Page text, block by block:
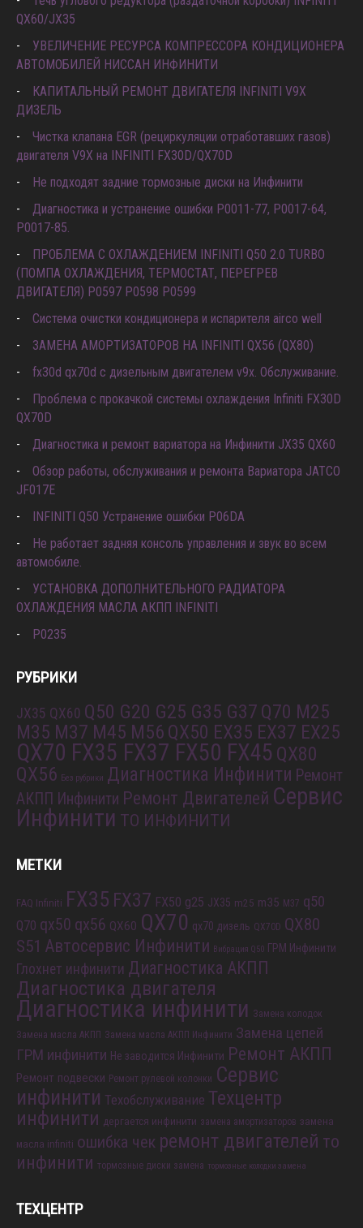
QX60/JX35
УВЕЛИЧЕНИЕ РЕСУРСА КОМПРЕССОРА КОНДИЦИОНЕРА
АВТОМОБИЛЕЙ НИССАН ИНФИНИТИ
КАПИТАЛЬНЫЙ РЕМОНТ ДВИГАТЕЛЯ INFINITI V9X
ДИЗЕЛЬ
Чистка клапана EGR (рециркуляции отработавших газов)
двигателя V9X на INFINITI FX30D/QX70D
Не подходят задние тормозные диски на Инфинити
Диагностика и устранение ошибки Р0011-77, P0017-64,
P0017-85.
ПРОБЛЕМА С ОХЛАЖДЕНИЕМ INFINITI Q50 2.0 TURBO
(ПОМПА ОХЛАЖДЕНИЯ, ТЕРМОСТАТ, ПЕРЕГРЕВ
ДВИГАТЕЛЯ) P0597 P0598 P0599
Система очистки кондиционера и испарителя airco well
ЗАМЕНА АМОРТИЗАТОРОВ НА INFINITI QX56 (QX80)
fx30d qx70d с дизельным двигателем v9x. Обслуживание.
Проблема с прокачкой системы охлаждения Infiniti FX30D
QX70D
Диагностика и ремонт вариатора на Инфинити JX35 QX60
Обзор работы, обслуживания и ремонта Вариатора JATCO
JF017E
INFINITI Q50 Устранение ошибки P06DA
Не работает задняя консоль управления и звук во всем
автомобиле.
УСТАНОВКА ДОПОЛНИТЕЛЬНОГО РАДИАТОРА
ОХЛАЖДЕНИЯ МАСЛА АКПП INFINITI
P0235
РУБРИКИ
JX35 QX60 Q50 G20 G25 G35 G37 Q70 M25
M35 M37 M45 M56 QX50 EX35 EX37 EX25
QX70 FX35 FX37 FX50 FX45 QX80
QX56 Без рубрики Диагностика Инфинити Ремонт
АКПП Инфинити Ремонт Двигателей Сервис
Инфинити ТО ИНФИНИТИ
МЕТКИ
FAQ Infiniti FX35 FX37 FX50 g25 JX35 m25 m35 M37 q50
Q70 qx50 qx56 QX60 QX70 qx70 дизель QX70D QX80
S51 Автосервис Инфинити Вибрация Q50 ГРМ Инфинити
Глохнет инфинити Диагностика АКПП
Диагностика двигателя
Диагностика инфинити Замена колодок
Замена масла АКПП Замена масла АКПП Инфинити Замена цепей
ГРМ инфинити Не заводится Инфинити Ремонт АКПП
Ремонт подвески Ремонт рулевой колонки Сервис
инфинити Техобслуживание Техцентр
инфинити дергается инфинити замена амортизаторов замена
масла infiniti ошибка чек ремонт двигателей то
инфинити тормозные диски замена тормозные колодки замена
ТЕХЦЕНТР